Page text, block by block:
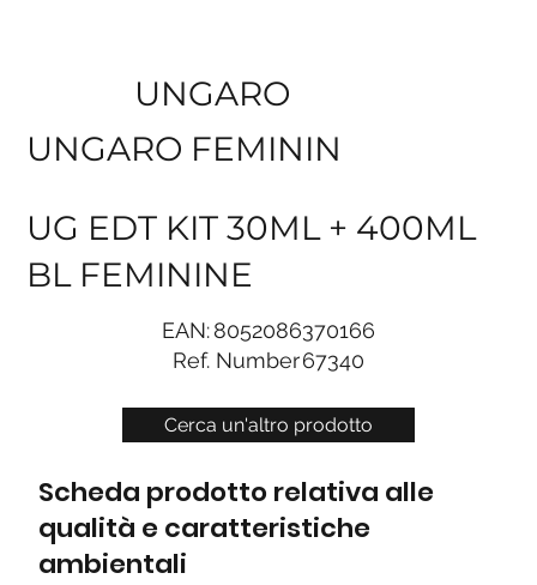
Cerca un'altro prodotto
UNGARO
UNGARO FEMININ
UG EDT KIT 30ML + 400ML
BL FEMININE
EAN:8052086370166
Ref. Number67340
Scheda prodotto relativa alle
qualità e caratteristiche
ambientali